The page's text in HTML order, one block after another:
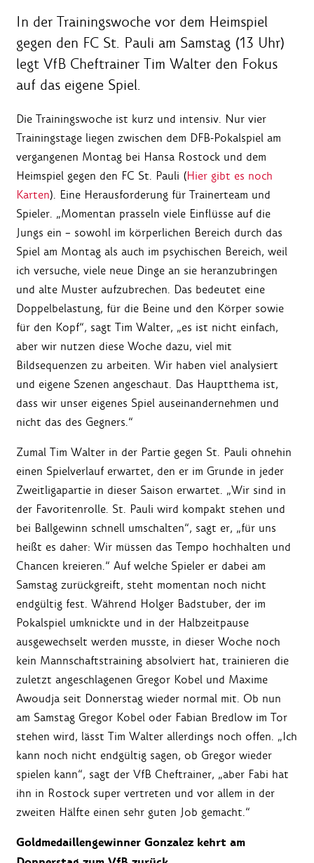
In der Trainingswoche vor dem Heimspiel
gegen den FC St. Pauli am Samstag (13 Uhr)
legt VfB Cheftrainer Tim Walter den Fokus
auf das eigene Spiel.
Die Trainingswoche ist kurz und intensiv. Nur vier
Trainingstage liegen zwischen dem DFB-Pokalspiel am
vergangenen Montag bei Hansa Rostock und dem
Heimspiel gegen den FC St. Pauli (Hier gibt es noch
Karten). Eine Herausforderung für Trainerteam und
Spieler. „Momentan prasseln viele Einflüsse auf die
Jungs ein – sowohl im körperlichen Bereich durch das
Spiel am Montag als auch im psychischen Bereich, weil
ich versuche, viele neue Dinge an sie heranzubringen
und alte Muster aufzubrechen. Das bedeutet eine
Doppelbelastung, für die Beine und den Körper sowie
für den Kopf“, sagt Tim Walter, „es ist nicht einfach,
aber wir nutzen diese Woche dazu, viel mit
Bildsequenzen zu arbeiten. Wir haben viel analysiert
und eigene Szenen angeschaut. Das Hauptthema ist,
dass wir unser eigenes Spiel auseinandernehmen und
nicht das des Gegners.“
Zumal Tim Walter in der Partie gegen St. Pauli ohnehin
einen Spielverlauf erwartet, den er im Grunde in jeder
Zweitligapartie in dieser Saison erwartet. „Wir sind in
der Favoritenrolle. St. Pauli wird kompakt stehen und
bei Ballgewinn schnell umschalten“, sagt er, „für uns
heißt es daher: Wir müssen das Tempo hochhalten und
Chancen kreieren.“ Auf welche Spieler er dabei am
Samstag zurückgreift, steht momentan noch nicht
endgültig fest. Während Holger Badstuber, der im
Pokalspiel umknickte und in der Halbzeitpause
ausgewechselt werden musste, in dieser Woche noch
kein Mannschaftstraining absolviert hat, trainieren die
zuletzt angeschlagenen Gregor Kobel und Maxime
Awoudja seit Donnerstag wieder normal mit. Ob nun
am Samstag Gregor Kobel oder Fabian Bredlow im Tor
stehen wird, lässt Tim Walter allerdings noch offen. „Ich
kann noch nicht endgültig sagen, ob Gregor wieder
spielen kann“, sagt der VfB Cheftrainer, „aber Fabi hat
ihn in Rostock super vertreten und vor allem in der
zweiten Hälfte einen sehr guten Job gemacht.“
Goldmedaillengewinner Gonzalez kehrt am